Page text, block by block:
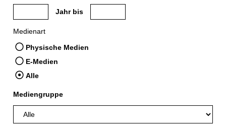
Medien anzeigen, die nach dem Jahr veröffentlicht wurden
Jahr bis
Medienart
Physische Medien
E-Medien
Alle
Mediengruppe